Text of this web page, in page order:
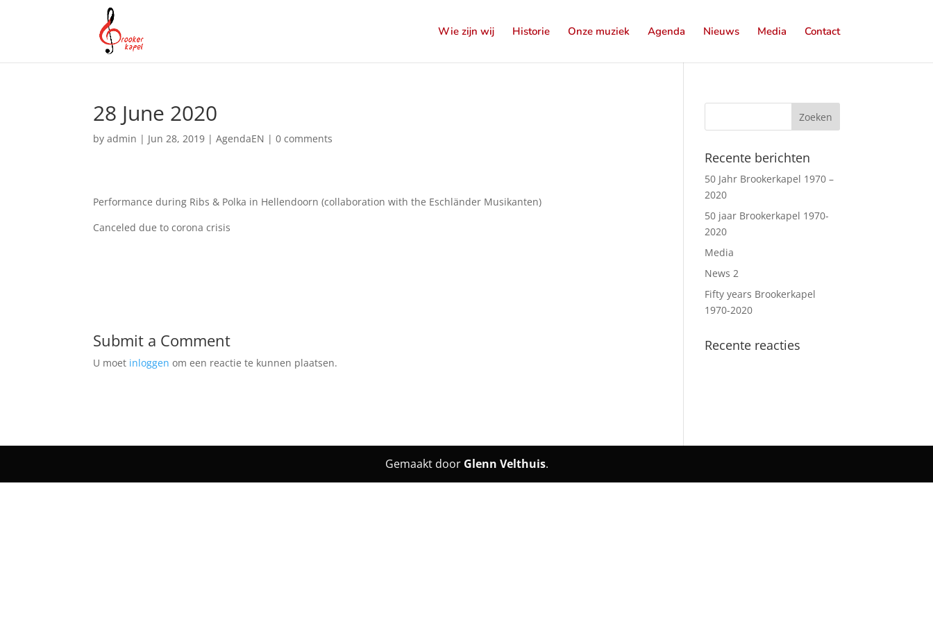
Wie zijn wij Historie Onze muziek Agenda Nieuws Media Contact
28 June 2020
byadmin | Jun 28, 2019 |AgendaEN |0 comments
Performance during Ribs & Polka in Hellendoorn (collaboration with the Eschländer Musikanten)
Canceled due to corona crisis
Submit a Comment
U moet inloggen om een reactie te kunnen plaatsen.
Recente berichten
50 Jahr Brookerkapel 1970 –
2020
50 jaar Brookerkapel 1970-
2020
Media
News 2
Fifty years Brookerkapel
1970-2020
Recente reacties
Gemaakt door Glenn Velthuis.